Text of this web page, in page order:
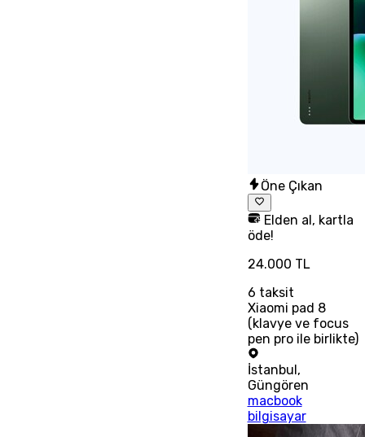
Öne Çıkan
Elden al, kartla
öde!
24.000 TL
6 taksit
Xiaomi pad 8
(klavye ve focus
pen pro ile birlikte)
İstanbul,
Güngören
macbook
bilgisayar